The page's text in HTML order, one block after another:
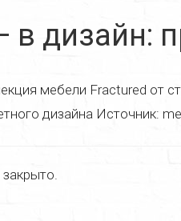
в дизайн:
мебели Fractured от
дизайна Источник: